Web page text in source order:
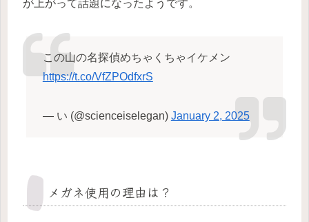
が上がって話題になったようです。
この山の名探偵めちゃくちゃイケメン
https://t.co/VfZPOdfxrS
— い (@scienceiselegan) January 2, 2025
メガネ使用の理由は？